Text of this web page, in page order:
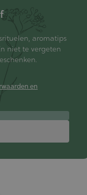
aromatips
niet te vergeten
en